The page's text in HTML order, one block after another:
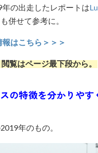
の出走したレポートは
併せて参考に。
はこちら＞＞＞
覧はページ最下段から。
の特徴を分かりやす
年のもの。